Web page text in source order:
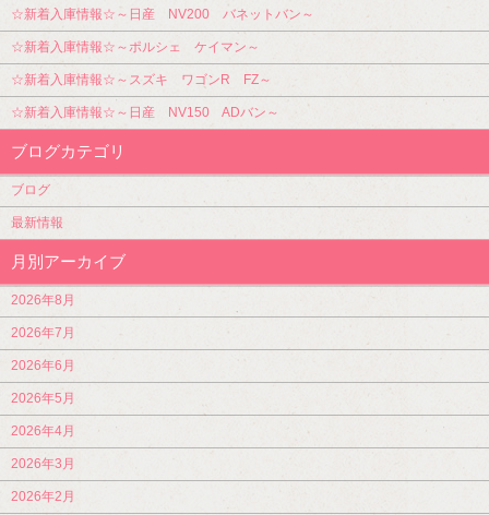
☆新着入庫情報☆～日産 NV200 バネットバン～
☆新着入庫情報☆～ポルシェ ケイマン～
☆新着入庫情報☆～スズキ ワゴンR FZ～
☆新着入庫情報☆～日産 NV150 ADバン～
ブログカテゴリ
ブログ
最新情報
月別アーカイブ
2026年8月
2026年7月
2026年6月
2026年5月
2026年4月
2026年3月
2026年2月